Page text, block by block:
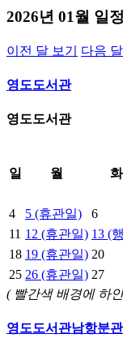
2026년 01월 일정
이전 달 보기 다음 달
영도도서관
영도도서관
일
월 화
4
5 (휴관일) 6
11 12 (휴관일) 13 (
18 19 (휴관일) 20
25 26 (휴관일) 27
( 빨간색 배경에 하
영도도서관남항분관